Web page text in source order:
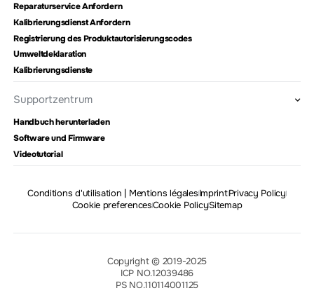
Reparaturservice Anfordern
Kalibrierungsdienst Anfordern
Registrierung des Produktautorisierungscodes
Umweltdeklaration
Kalibrierungsdienste
Supportzentrum
Handbuch herunterladen
Software und Firmware
Videotutorial
Conditions d'utilisation | Mentions légalesImprintPrivacy Policy
Cookie preferencesCookie PolicySitemap
Copyright © 2019-2025
ICP NO.12039486
PS NO.110114001125